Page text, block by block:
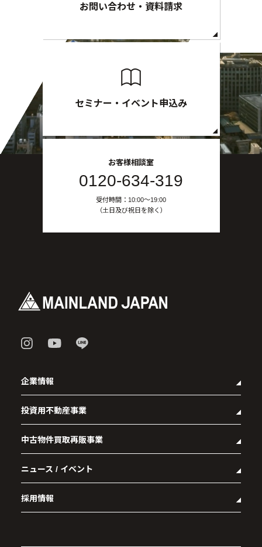
お問い合わせ・資料請求
セミナー・イベント申込み
お客様相談室
0120-634-319
受付時間：10:00〜19:00
（土日及び祝日を除く）
企業情報
- 企業理念
- 代表メッセージ
- 会社概要
- アクセス
- 社会貢献活動
投資用不動産事業
- マンション経営をお考えの方へ
- メインランドグループの強み
- オーナーズデータ
- 資産運用型マンション メインステージシリーズ
中古物件買取再販事業
- RE:MAIN
- リノベーション物件一覧
- リノベーション物件お問い合わせ
ニュース / イベント
採用情報